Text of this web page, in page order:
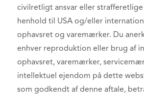
civilretligt ansvar eller strafferetlige
henhold til USA og/eller
ophavsret og varemærker. Du
enhver reproduktion eller brug af
ophavsret, varemærker,
intellektuel ejendom på dette
som godkendt af denne aftale,